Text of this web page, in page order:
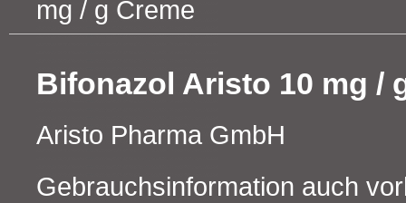
mg / g Creme
Bifonazol Aristo 10 mg /
Aristo Pharma GmbH
Gebrauchsinformation auch